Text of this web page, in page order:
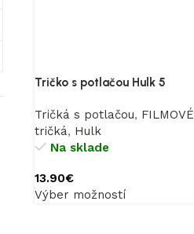
Tričko s potlačou Hulk 5
Tričká s potlačou, FILMOVÉ
tričká, Hulk
Na sklade
13.90€
Výber možností